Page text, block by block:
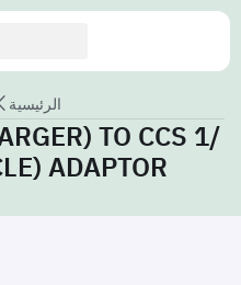
الرئيسية
TO CCS 1/
ADAPTOR